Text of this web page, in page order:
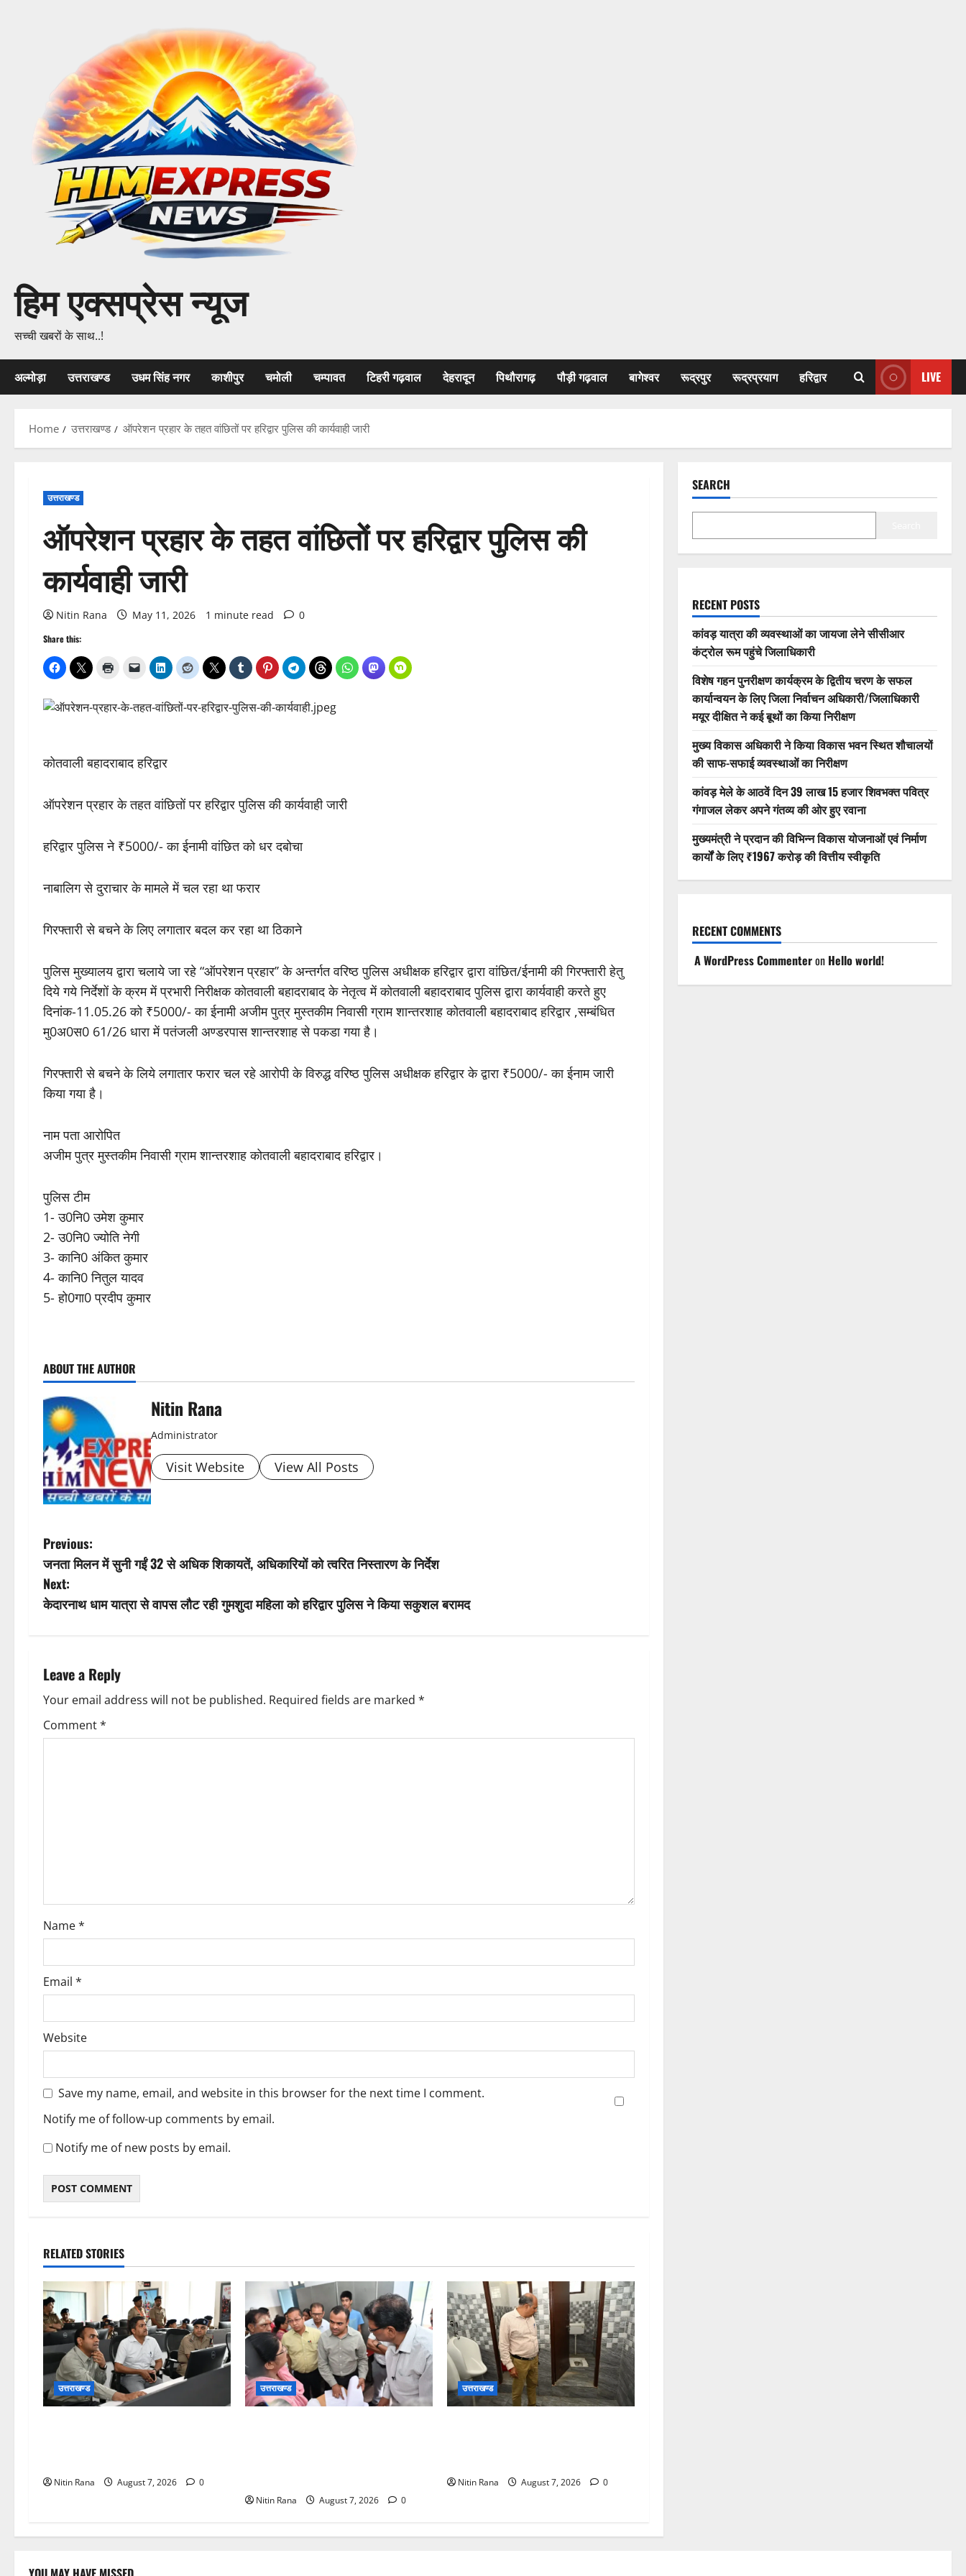
हिम एक्सप्रेस न्यूज
सच्ची खबरों के साथ..!
अल्मोड़ा उत्तराखण्ड उधम सिंह नगर काशीपुर चमोली चम्पावत टिहरी गढ़वाल देहरादून पिथौरागढ़ पौड़ी गढ़वाल बागेश्वर रूद्रपुर रूद्रप्रयाग हरिद्वार LIVE
Home उत्तराखण्ड ऑपरेशन प्रहार के तहत वांछितों पर हरिद्वार पुलिस की कार्यवाही जारी
उत्तराखण्ड
ऑपरेशन प्रहार के तहत वांछितों पर हरिद्वार पुलिस की
कार्यवाही जारी
Nitin Rana May 11, 2026 1 minute read 0
Share this:
कोतवाली बहादराबाद हरिद्वार
ऑपरेशन प्रहार के तहत वांछितों पर हरिद्वार पुलिस की कार्यवाही जारी
हरिद्वार पुलिस ने ₹5000/- का ईनामी वांछित को धर दबोचा
नाबालिग से दुराचार के मामले में चल रहा था फरार
गिरफ्तारी से बचने के लिए लगातार बदल कर रहा था ठिकाने
पुलिस मुख्यालय द्वारा चलाये जा रहे “ऑपरेशन प्रहार’’ के अन्तर्गत वरिष्ठ पुलिस अधीक्षक हरिद्वार द्वारा वांछित/ईनामी की गिरफ्तारी हेतु
दिये गये निर्देशों के क्रम में प्रभारी निरीक्षक कोतवाली बहादराबाद के नेतृत्व में कोतवाली बहादराबाद पुलिस द्वारा कार्यवाही करते हुए
दिनांक-11.05.26 को ₹5000/- का ईनामी अजीम पुत्र मुस्तकीम निवासी ग्राम शान्तरशाह कोतवाली बहादराबाद हरिद्वार ,सम्बंधित
मु0अ0स0 61/26 धारा में पतंजली अण्डरपास शान्तरशाह से पकडा गया है।
गिरफ्तारी से बचने के लिये लगातार फरार चल रहे आरोपी के विरुद्ध वरिष्ठ पुलिस अधीक्षक हरिद्वार के द्वारा ₹5000/- का ईनाम जारी
किया गया है।
नाम पता आरोपित
अजीम पुत्र मुस्तकीम निवासी ग्राम शान्तरशाह कोतवाली बहादराबाद हरिद्वार।
पुलिस टीम
1- उ0नि0 उमेश कुमार
2- उ0नि0 ज्योति नेगी
3- कानि0 अंकित कुमार
4- कानि0 नितुल यादव
5- हो0गा0 प्रदीप कुमार
o
s
t
n
a
v
i
g
i
o
n
ABOUT THE AUTHOR
Nitin Rana
Administrator
Visit Website View All Posts
P
o
s
n
a
v
o
n
Previous:
जनता मिलन में सुनी गईं 32 से अधिक शिकायतें, अधिकारियों को त्वरित निस्तारण के निर्देश
Next:
केदारनाथ धाम यात्रा से वापस लौट रही गुमशुदा महिला को हरिद्वार पुलिस ने किया सकुशल बरामद
Leave a Reply
Your email address will not be published. Required fields are marked *
Comment*
Name*
Email *
Website
Save my name, email, and website in this browser for the next time I comment.
Notify me of follow-up comments by email.
Notify me of new posts by email.
RELATED STORIES
उत्तराखण्ड
Nitin Rana August 7, 2026 0
उत्तराखण्ड
Nitin Rana August 7, 2026 0
उत्तराखण्ड
Nitin Rana August 7, 2026 0
SEARCH
RECENT POSTS
कांवड़ यात्रा की व्यवस्थाओं का जायजा लेने सीसीआर
कंट्रोल रूम पहुंचे जिलाधिकारी
विशेष गहन पुनरीक्षण कार्यक्रम के द्वितीय चरण के सफल
कार्यान्वयन के लिए जिला निर्वाचन अधिकारी/जिलाधिकारी
मयूर दीक्षित ने कई बूथों का किया निरीक्षण
मुख्य विकास अधिकारी ने किया विकास भवन स्थित शौचालयों
की साफ-सफाई व्यवस्थाओं का निरीक्षण
कांवड़ मेले के आठवें दिन 39 लाख 15 हजार शिवभक्त पवित्र
गंगाजल लेकर अपने गंतव्य की ओर हुए रवाना
मुख्यमंत्री ने प्रदान की विभिन्न विकास योजनाओं एवं निर्माण
कार्यों के लिए ₹1967 करोड़ की वित्तीय स्वीकृति
RECENT COMMENTS
A WordPress Commenteron Hello world!